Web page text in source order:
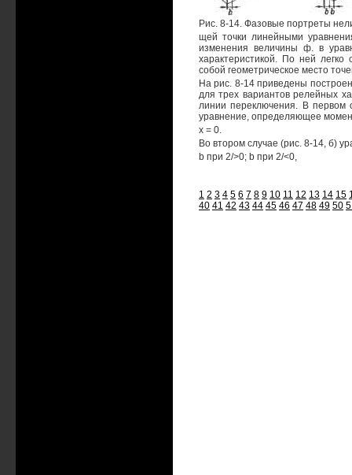
Рис. 8-14. Фазовые портреты
щей точки линейными
изменения величины ф. в
характеристикой. По ней
собой геометрическое место
На рис. 8-14 приведены
для трех вариантов релейных
линии переключения. В первом
уравнение, определяющее
х = 0.
Во втором случае (рис. 8-14, б)
b при 2/>0; b при 2/<0,
1 2 3 4 5 6 7 8 9 10 11 12 13 14 15
40 41 42 43 44 45 46 47 48 49 50